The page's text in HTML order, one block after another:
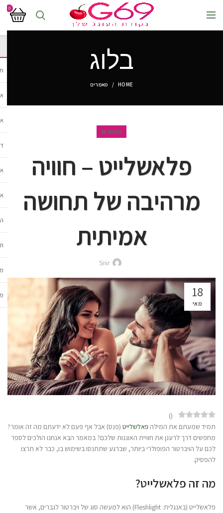
0
בלוג
HOME מאמרים
מאמרים
פלאשלייט – חוויה
מרהיבה של תחושה
אמיתית
Snir
18
מאי
(
)
תמיד שמעתם את המילה פאלשלייט (פנס) אבל אף פעם לא ידעתם מה זה אומר?
מחפשים דרך לרענן את חוויית האוננות שלכם? במאמר הבא אנחנו הולכים לספר
לכם על הויברטור הפופולרי ביותר, שברגע שתתנסו בשימוש בו, כבר לא תרצו
להפסיק.
מה זה פלאשלייט?
פלאשלייט (באנגלית: Fleshlight) הוא למעשה סוג של ויברטור לגברים, אשר